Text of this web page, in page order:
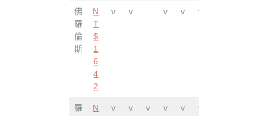
佛
羅
倫
斯
N
T
$
1
6
4
2
v v v v v
羅
N
v v v v v v